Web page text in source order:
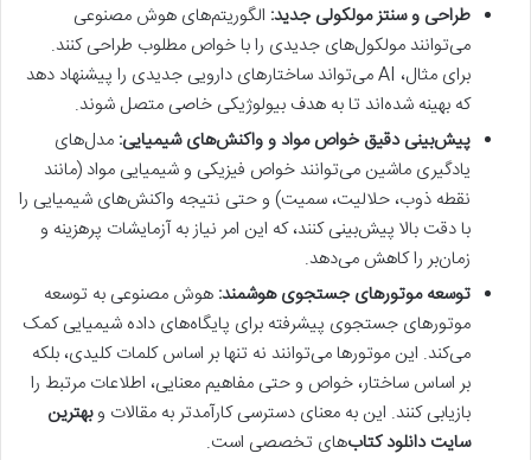
طراحی و سنتز مولکولی جدید: الگوریتم‌های هوش مصنوعی
می‌توانند مولکول‌های جدیدی را با خواص مطلوب طراحی کنند.
برای مثال، AI می‌تواند ساختارهای دارویی جدیدی را پیشنهاد دهد
که بهینه شده‌اند تا به هدف بیولوژیکی خاصی متصل شوند.
پیش‌بینی دقیق خواص مواد و واکنش‌های شیمیایی: مدل‌های
یادگیری ماشین می‌توانند خواص فیزیکی و شیمیایی مواد (مانند
نقطه ذوب، حلالیت، سمیت) و حتی نتیجه واکنش‌های شیمیایی را
با دقت بالا پیش‌بینی کنند، که این امر نیاز به آزمایشات پرهزینه و
زمان‌بر را کاهش می‌دهد.
توسعه موتورهای جستجوی هوشمند: هوش مصنوعی به توسعه
موتورهای جستجوی پیشرفته برای پایگاه‌های داده شیمیایی کمک
می‌کند. این موتورها می‌توانند نه تنها بر اساس کلمات کلیدی، بلکه
بر اساس ساختار، خواص و حتی مفاهیم معنایی، اطلاعات مرتبط را
بازیابی کنند. این به معنای دسترسی کارآمدتر به مقالات وبهترین
سایت دانلود کتاب‌های تخصصی است.